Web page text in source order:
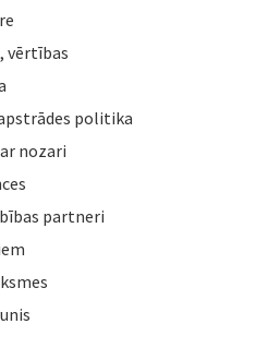
vērtības
politika
nozari
partneri